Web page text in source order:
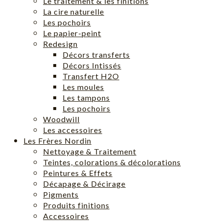
La cire naturelle
Les pochoirs
Le papier-peint
Redesign
Décors transferts
Décors Intissés
Transfert H2O
Les moules
Les tampons
Les pochoirs
Woodwill
Les accessoires
Les Frères Nordin
Nettoyage & Traitement
Teintes, colorations & décolorations
Peintures & Effets
Décapage & Décirage
Pigments
Produits finitions
Accessoires